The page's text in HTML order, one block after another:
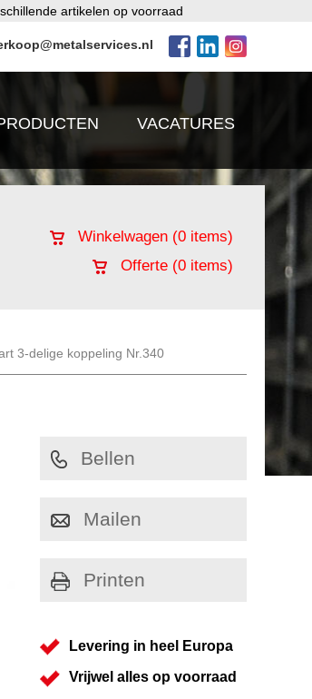
artikelen op voorraad
VACATURES
Winkelwagen (0 items)
Offerte (0 items)
3-delige koppeling Nr.340
Bellen
Mailen
Printen
Levering in heel Europa
Vrijwel alles op voorraad